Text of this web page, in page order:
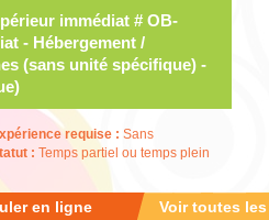
immédiat # OB-
- Hébergement /
(sans unité spécifique) -
requise : Sans
: Temps partiel ou temps plein
Voir toutes
en ligne